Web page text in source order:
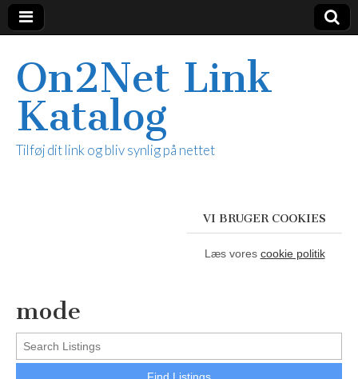
On2Net Link
Katalog
Tilføj dit link og bliv synlig på nettet
VI BRUGER COOKIES
Læs vores cookie politik
mode